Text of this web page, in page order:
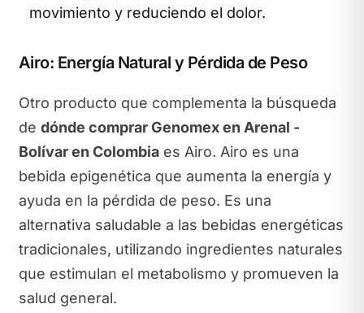
movimiento y reduciendo el dolor.
Airo: Energía Natural y Pérdida de Peso
Otro producto que complementa la búsqueda
de dónde comprar Genomex en Arenal -
Bolívar en Colombiaes Airo. Airo es una
bebida epigenética que aumenta la energía y
ayuda en la pérdida de peso. Es una
alternativa saludable a las bebidas energéticas
tradicionales, utilizando ingredientes naturales
que estimulan el metabolismo y promueven la
salud general.